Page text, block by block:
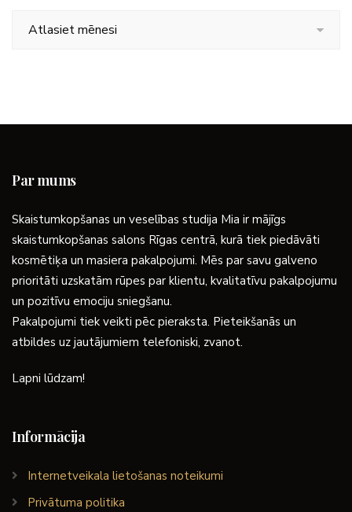
Par mums
Skaistumkopšanas un veselības studija Mia ir mājīgs
skaistumkopšanas salons Rīgas centrā, kurā tiek piedāvāti
kosmētiķa un masiera pakalpojumi. Mēs par savu galveno
prioritāti uzskatām rūpes par klientu, kvalitatīvu pakalpojumu
un pozitīvu emociju sniegšanu.
Pakalpojumi tiek veikti pēc pieraksta. Pieteikšanās un
atbildes uz jautājumiem telefoniski, zvanot.
Lapni lūdzam!
Informācija
Internetveikala lietošanas noteikumi
Privātuma politika